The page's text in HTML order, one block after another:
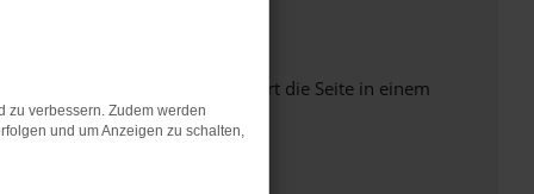
Seiten verhindern. Funktioniert die Seite in einem
zu verbessern. Zudem werden
und um Anzeigen zu schalten,